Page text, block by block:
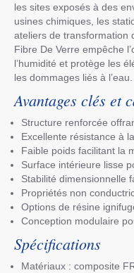
les sites exposés à des
usines chimiques, les
ateliers de transformation
Fibre De Verre empêche
l’humidité et protège les
les dommages liés à l’eau.
Avantages clés et
Structure renforcée
Excellente résistance à
Faible poids facilitant la
Surface intérieure lisse
Stabilité dimensionnelle
Propriétés non
Options de résine
Conception modulaire
Spécifications
Matériaux : composite